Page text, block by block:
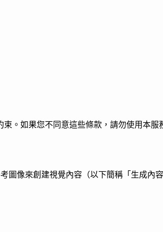
束。如果您不同意這些條款，請勿使用本服
圖像來創建視覺內容（以下簡稱「生成內